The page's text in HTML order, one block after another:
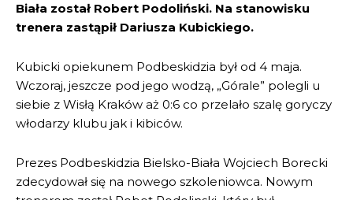
Biała został Robert Podoliński. Na stanowisku
trenera zastąpił Dariusza Kubickiego.
Kubicki opiekunem Podbeskidzia był od 4 maja.
Wczoraj, jeszcze pod jego wodzą, „Górale” polegli u
siebie z Wisłą Kraków aż 0:6 co przelało szalę goryczy
włodarzy klubu jak i kibiców.
Prezes Podbeskidzia Bielsko-Biała Wojciech Borecki
zdecydował się na nowego szkoleniowca. Nowym